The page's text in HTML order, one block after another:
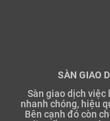
SÀN GIAO
Sàn giao dịch việc
nhanh chóng, hiệu
Bên cạnh đó còn